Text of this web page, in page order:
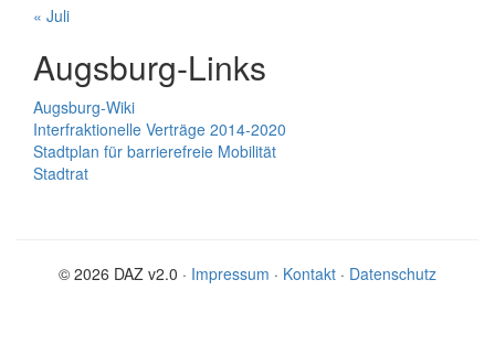
« Juli
Augsburg-Links
Augsburg-Wiki
Interfraktionelle Verträge 2014-2020
Stadtplan für barrierefreie Mobilität
Stadtrat
© 2026 DAZ v2.0 · Impressum · Kontakt · Datenschutz